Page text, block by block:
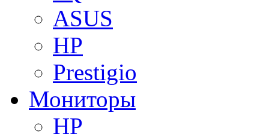
ASUS
HP
Prestigio
Мониторы
HP